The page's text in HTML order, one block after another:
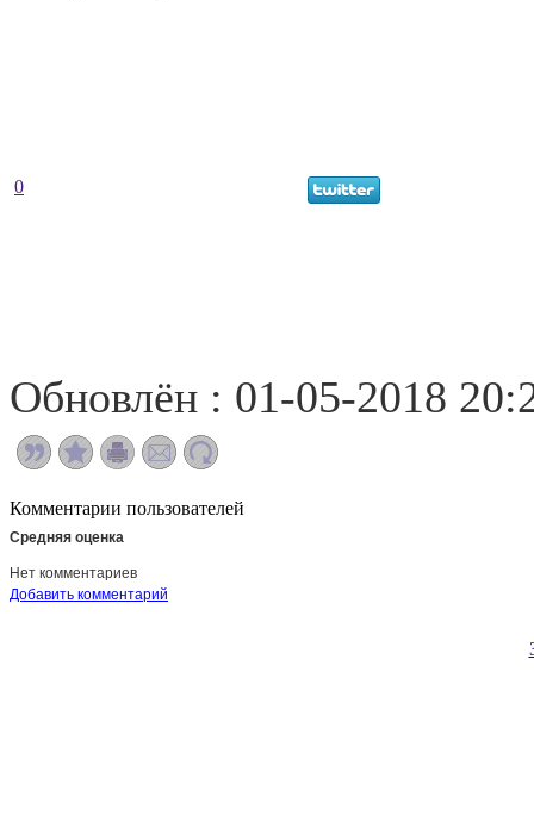
0
Обновлён : 01-05-2018
Комментарии пользователей
Средняя оценка
Нет комментариев
Добавить комментарий